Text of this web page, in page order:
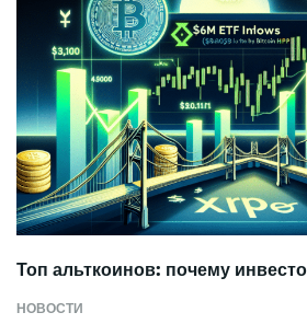
НОВОСТИ
Топ альткоинов: почему